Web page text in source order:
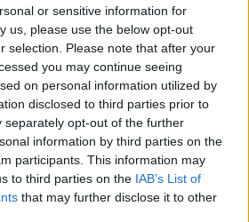
or sensitive information for
us, please use the below opt-out
selection. Please note that after your
you may continue seeing
on personal information utilized by
disclosed to third parties prior to
separately opt-out of the further
information by third parties on the
participants. This information may
to third parties on the IAB’s List of
that may further disclose it to other